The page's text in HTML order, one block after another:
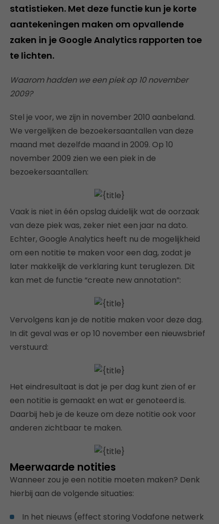
statistieken. Met deze functie kun je korte
aantekeningen maken om opvallende
zaken in je Google Analytics rapporten toe
te lichten.
Waarom hadden we een piek op 10 november
2009?
Stel je voor, we zijn in november 2010 aanbeland.
We vergelijken de bezoekersaantallen van deze
maand met dezelfde maand in 2009. Op 10
november 2009 zien we een piek in de
bezoekersaantallen:
Vaak is niet in één opslag duidelijk wat de oorzaak
van deze piek was, zeker niet een jaar na dato.
Echter, Google Analytics heeft nu de mogelijkheid
om een notitie te maken voor een dag, zodat je
later makkelijk de verklaring kunt teruglezen. Dit
kan met de functie “create new annotation”:
Vervolgens kan je de notitie maken voor deze dag.
In dit geval was er op 10 november een nieuwsbrief
verstuurd:
Het eindresultaat is dat je per dag kunt zien of er
een notitie is gemaakt en wat er genoteerd is.
Daarbij heb je de keuze om deze notitie ook voor
anderen zichtbaar te maken.
Meerwaarde notities
Wanneer zou je een notitie moeten maken? Denk
hierbij aan de volgende situaties:
In het nieuws (effect storing Vodafone netwerk